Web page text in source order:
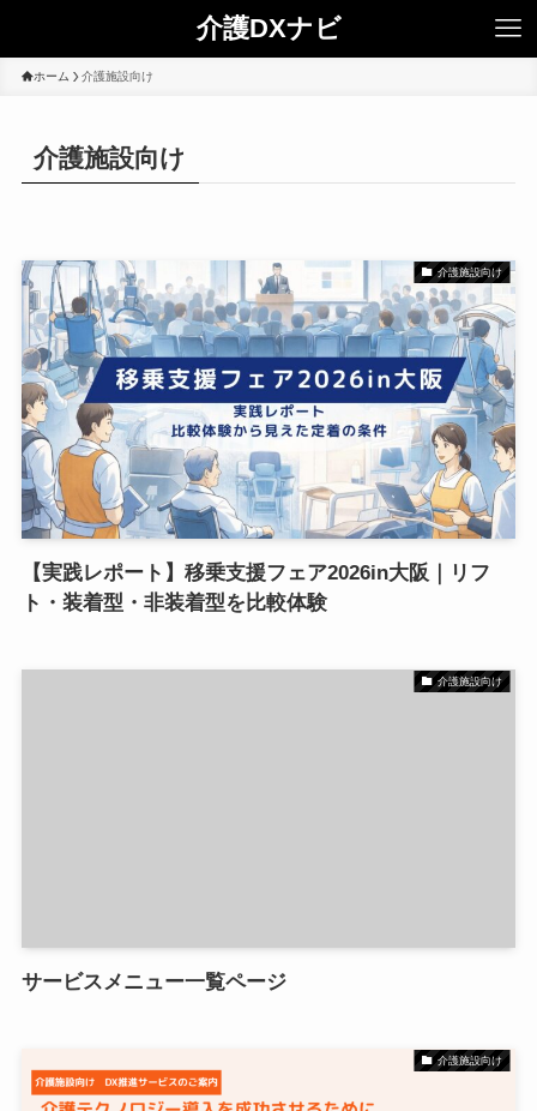
介護DXナビ
ホーム 介護施設向け
介護施設向け
介護施設向け
【実践レポート】移乗支援フェア2026in大阪｜リフ
ト・装着型・非装着型を比較体験
介護施設向け
サービスメニュー一覧ページ
介護施設向け